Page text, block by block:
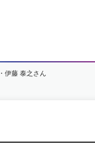
伊藤 泰之さん